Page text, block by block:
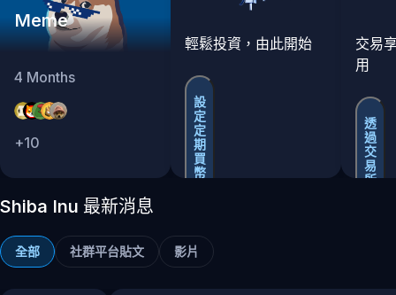
Meme
4 Months
+10
輕鬆投資，由此開始
設
定
定
期
買
幣
交易
用
透
過
交
易
所
Shiba Inu 最新消息
全部 社群平台貼文 影片